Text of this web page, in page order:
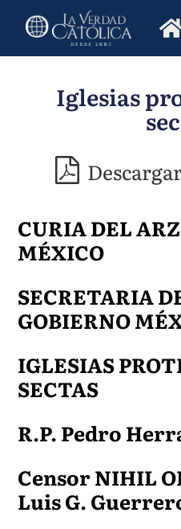
Iglesias
CURIA DEL
MÉXICO
SECRETARIA
GOBIERNO
IGLESIAS
SECTAS
R.P. Pedro
Censor NIHIL
Luis G.